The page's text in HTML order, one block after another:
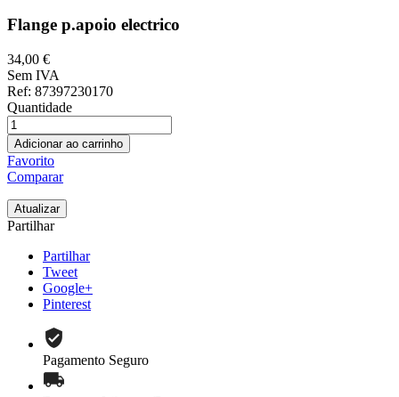
Flange p.apoio electrico
34,00 €
Sem IVA
Ref: 87397230170
Quantidade
Adicionar ao carrinho
Favorito
Comparar
Partilhar
Partilhar
Tweet
Google+
Pinterest
Pagamento Seguro